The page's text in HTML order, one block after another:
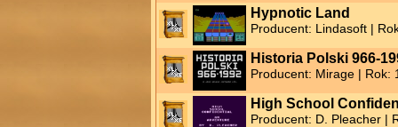
Hypnotic Land
Producent: Lindasoft |
Historia Polski 966-
Producent: Mirage | Rok:
High School
Producent: D. Pleacher |